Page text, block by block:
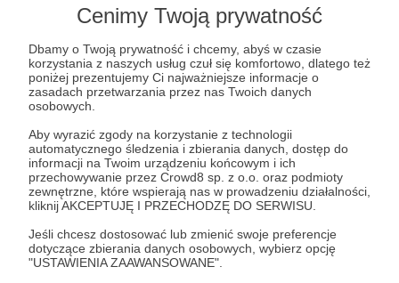
Cenimy Twoją prywatność
Dbamy o Twoją prywatność i chcemy, abyś w czasie
korzystania z naszych usług czuł się komfortowo, dlatego też
poniżej prezentujemy Ci najważniejsze informacje o
zasadach przetwarzania przez nas Twoich danych
osobowych.
Aby wyrazić zgody na korzystanie z technologii
automatycznego śledzenia i zbierania danych, dostęp do
informacji na Twoim urządzeniu końcowym i ich
przechowywanie przez Crowd8 sp. z o.o. oraz podmioty
zewnętrzne, które wspierają nas w prowadzeniu działalności,
kliknij AKCEPTUJĘ I PRZECHODZĘ DO SERWISU.
Jeśli chcesz dostosować lub zmienić swoje preferencje
dotyczące zbierania danych osobowych, wybierz opcję
"USTAWIENIA ZAAWANSOWANE".
Aby zobaczyć ten materiał musisz być zalogowany
Zostań Patronem
Zaloguj się
miniwideoesej
Udostępnij